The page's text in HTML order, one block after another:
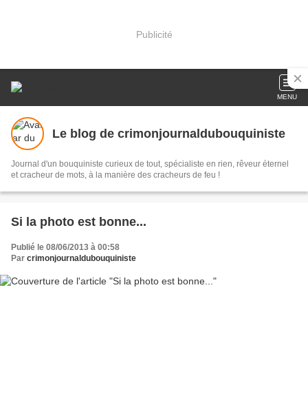
Publicité
MENU
Le blog de crimonjournaldubouquiniste
Journal d'un bouquiniste curieux de tout, spécialiste en rien, rêveur éternel
et cracheur de mots, à la manière des cracheurs de feu !
Si la photo est bonne...
Publié le 08/06/2013 à 00:58
Par crimonjournaldubouquiniste